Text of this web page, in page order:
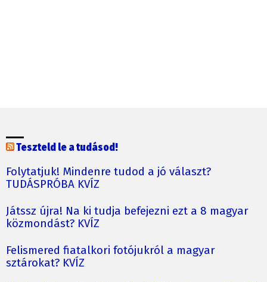
Teszteld le a tudásod!
Folytatjuk! Mindenre tudod a jó választ?
TUDÁSPRÓBA KVÍZ
Játssz újra! Na ki tudja befejezni ezt a 8 magyar
közmondást? KVÍZ
Felismered fiatalkori fotójukról a magyar
sztárokat? KVÍZ